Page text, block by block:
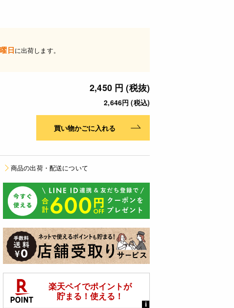
日に出荷します。
2,450 円 (税抜)
2,646円 (税込)
買い物かごに入れる
商品の出荷・配送について